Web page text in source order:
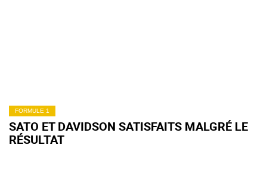
FORMULE 1
SATO ET DAVIDSON SATISFAITS MALGRÉ LE
RÉSULTAT